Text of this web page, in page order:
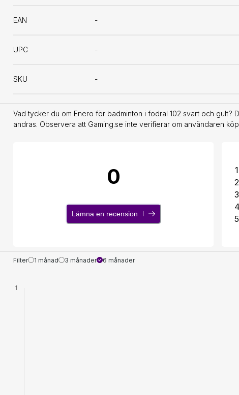
EAN -
UPC -
SKU -
Vad tycker du om Enero för badminton i fodral 102 svart och gult?
andras. Observera att Gaming.se inte verifierar om användaren
0
Lämna en recension
1
2
3
4
5
Filter 1 månad 3 månader 6 månader